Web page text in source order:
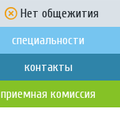
Нет общежития
специальности
контакты
приемная комиссия